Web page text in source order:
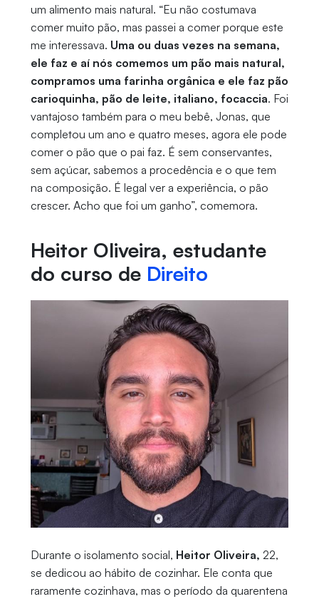
um alimento mais natural. “Eu não costumava
comer muito pão, mas passei a comer porque este
me interessava. Uma ou duas vezes na semana,
ele faz e aí nós comemos um pão mais natural,
compramos uma farinha orgânica e ele faz pão
carioquinha, pão de leite, italiano, focaccia. Foi
vantajoso também para o meu bebê, Jonas, que
completou um ano e quatro meses, agora ele pode
comer o pão que o pai faz. É sem conservantes,
sem açúcar, sabemos a procedência e o que tem
na composição. É legal ver a experiência, o pão
crescer. Acho que foi um ganho”, comemora.
Heitor Oliveira, estudante
do curso de Direito
Durante o isolamento social, Heitor Oliveira, 22,
se dedicou ao hábito de cozinhar. Ele conta que
raramente cozinhava, mas o período da quarentena